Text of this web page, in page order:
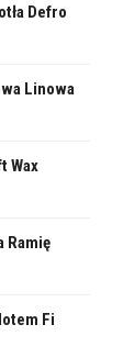
Defro
Linowa
Wax
Ramię
Fi